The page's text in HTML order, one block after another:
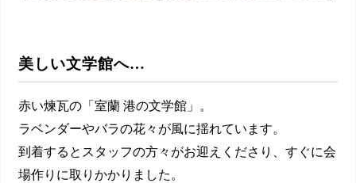
美しい文学館へ…
赤い煉瓦の「室蘭 港の文学館」。
ラベンダーやバラの花々が風に揺れています。
到着するとスタッフの方々がお迎えくださり、すぐに会
場作りに取りかかりました。